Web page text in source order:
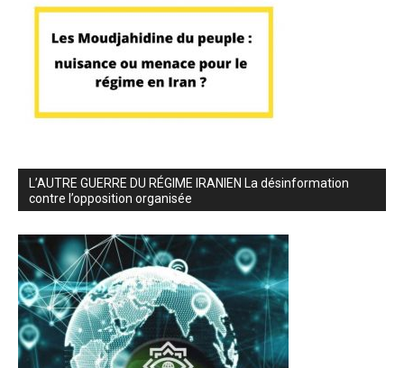
L’AUTRE GUERRE DU RÉGIME IRANIEN La désinformation
contre l’opposition organisée